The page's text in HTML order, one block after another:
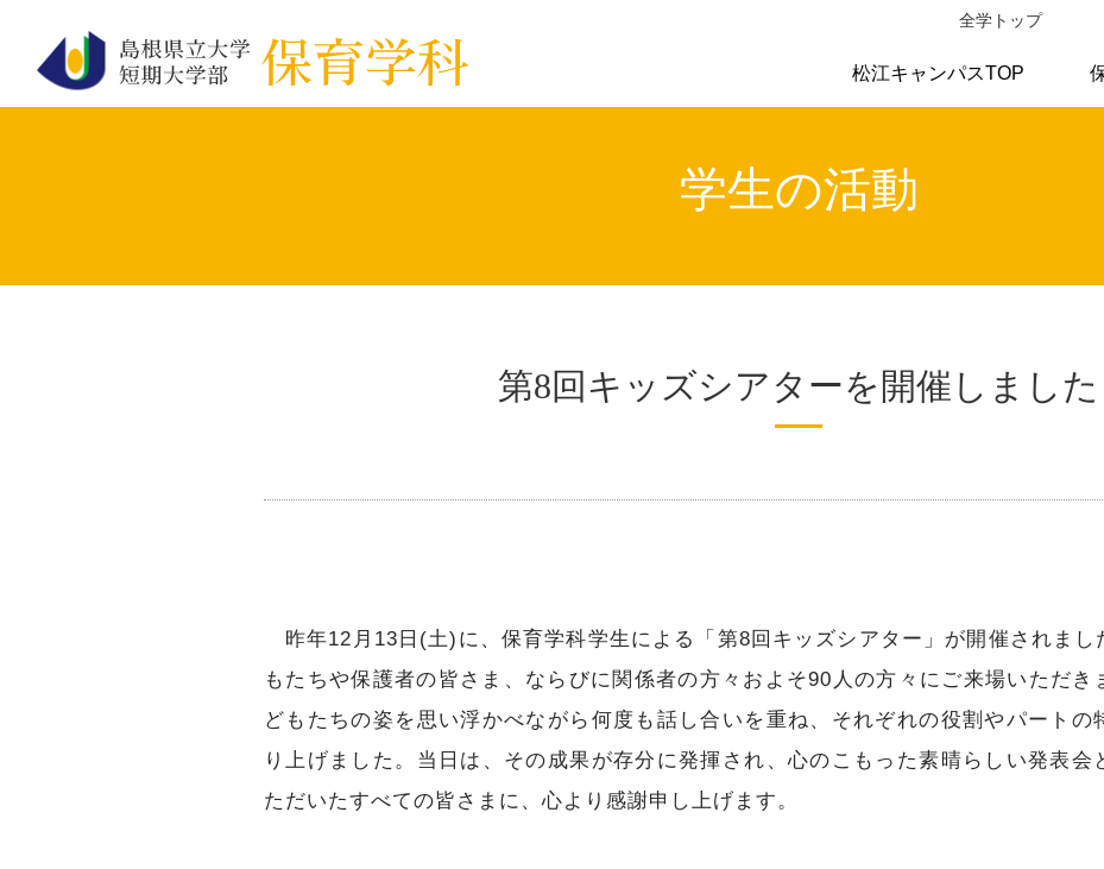
全学トップ
松江キャンパスTOP
学生の活動
第8回キッズシアターを開催しました
昨年12月13日(土)に、保育学科学生による「第8回キッズシアター」が開催されまし
もたちや保護者の皆さま、ならびに関係者の方々およそ90人の方々にご来場いただき
どもたちの姿を思い浮かべながら何度も話し合いを重ね、それぞれの役割やパートの
り上げました。当日は、その成果が存分に発揮され、心のこもった素晴らしい発表会
ただいたすべての皆さまに、心より感謝申し上げます。